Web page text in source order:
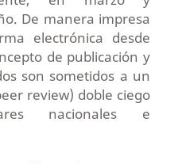
De manera impresa
electrónica desde
de publicación y
son sometidos a un
review) doble ciego
nacionales e